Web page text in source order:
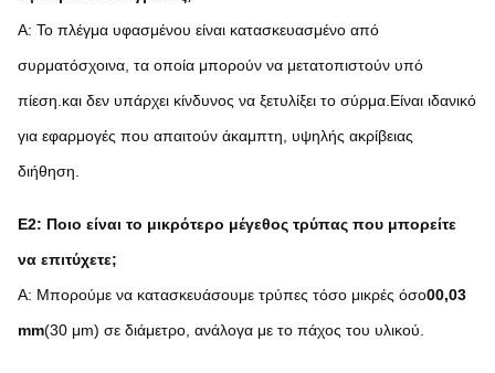
Α: Το πλέγμα υφασμένου είναι κατασκευασμένο από
συρματόσχοινα, τα οποία μπορούν να μετατοπιστούν υπό
πίεση.και δεν υπάρχει κίνδυνος να ξετυλίξει το σύρμα.Είναι ιδανικό
για εφαρμογές που απαιτούν άκαμπτη, υψηλής ακρίβειας
διήθηση.
Ε2: Ποιο είναι το μικρότερο μέγεθος τρύπας που μπορείτε
να επιτύχετε;
Α: Μπορούμε να κατασκευάσουμε τρύπες τόσο μικρές όσο00,03
mm(30 μm) σε διάμετρο, ανάλογα με το πάχος του υλικού.